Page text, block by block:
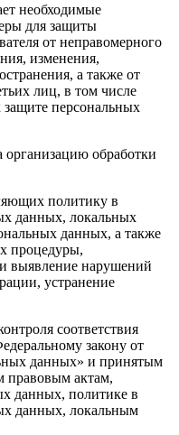
необходимые
для защиты
от неправомерного
изменения,
а также от
лиц, в том числе
защите персональных
организацию обработки
политику в
данных, локальных
данных, а также
процедуры,
выявление нарушений
устранение
соответствия
закону от
данных» и принятым
правовым актам,
данных, политике в
данных, локальным